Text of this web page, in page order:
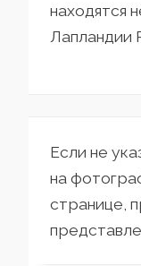
находятся
Лапландии
Если не
на
странице,